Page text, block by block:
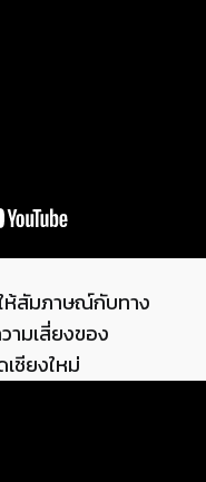
สัมภาษณ์กับทาง
ามเสี่ยงของ
ชียงใหม่